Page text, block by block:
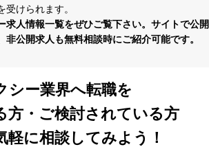
けられます。
求⼈情報⼀覧をぜひご覧下さい。サイトで公開
⾮公開求⼈も無料相談時にご紹介可能です。
シー業界へ転職を
方・ご検討されている方
軽に相談してみよう！